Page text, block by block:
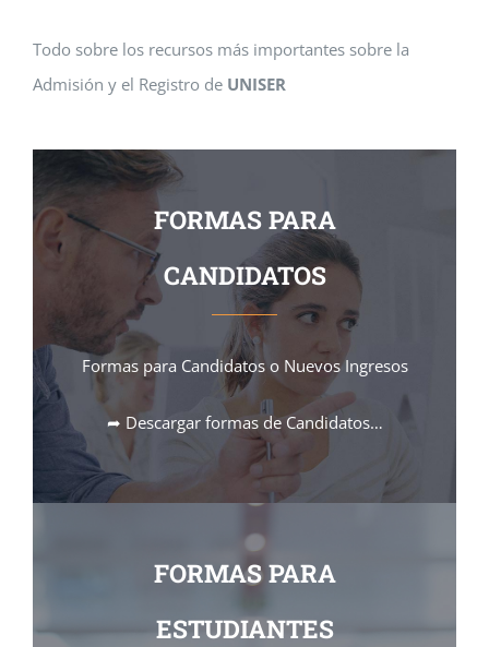
Todo sobre los recursos más importantes sobre la
Admisión y el Registro de UNISER
FORMAS PARA
CANDIDATOS
Formas para Candidatos o Nuevos Ingresos
➦ Descargar formas de Candidatos…
FORMAS PARA
ESTUDIANTES